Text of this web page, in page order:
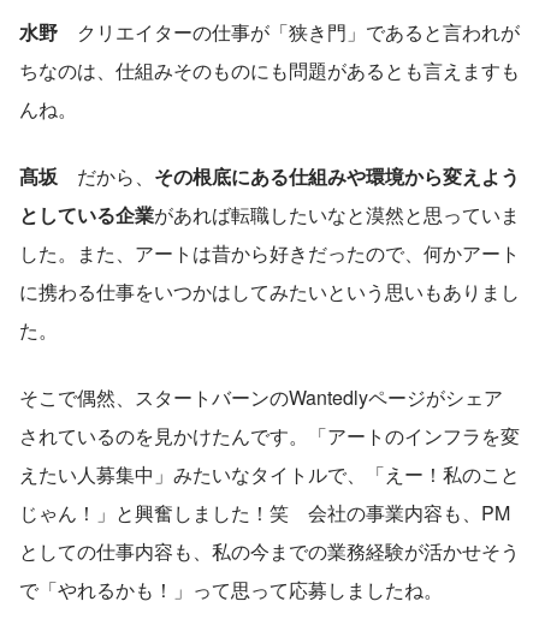
水野 クリエイターの仕事が「狭き門」であると言われが
ちなのは、仕組みそのものにも問題があるとも言えますも
んね。
髙坂 だから、 その根底にある仕組みや環境から変えよう
としている企業があれば転職したいなと漠然と思っていま
した。また、アートは昔から好きだったので、何かアート
に携わる仕事をいつかはしてみたいという思いもありまし
た。
そこで偶然、スタートバーンのWantedlyページがシェア
されているのを見かけたんです。「アートのインフラを変
えたい人募集中」みたいなタイトルで、「えー！私のこと
じゃん！」と興奮しました！笑　会社の事業内容も、PM
としての仕事内容も、私の今までの業務経験が活かせそう
で「やれるかも！」って思って応募しましたね。